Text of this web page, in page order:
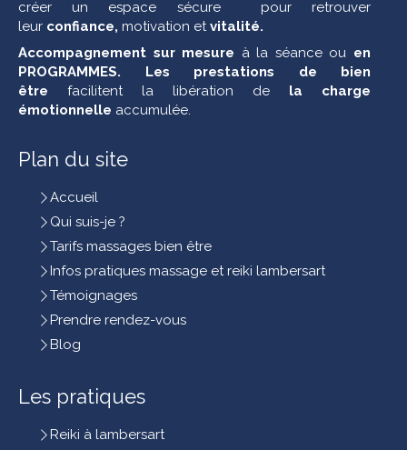
créer un espace sécure pour retrouver
leur confiance, motivation etvitalité.
Accompagnement sur mesure à la séance ou en
PROGRAMMES. Les prestations de bien
être
facilitent la libération de la charge
émotionnelle accumulée.
Plan du site
Accueil
Qui suis-je ?
Tarifs massages bien être
Infos pratiques massage et reiki lambersart
Témoignages
Prendre rendez-vous
Blog
Les pratiques
Reiki à lambersart